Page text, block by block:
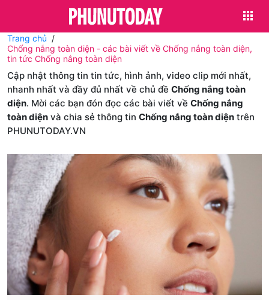
Trang chủ
Chống nắng toàn diện - các bài viết về Chống nắng toàn diện,
tin tức Chống nắng toàn diện
Cập nhật thông tin tin tức, hình ảnh, video clip mới nhất,
nhanh nhất và đầy đủ nhất về chủ đề Chống nắng toàn
diện. Mời các bạn đón đọc các bài viết về Chống nắng
toàn diện và chia sẻ thông tin Chống nắng toàn diện trên
PHUNUTODAY.VN